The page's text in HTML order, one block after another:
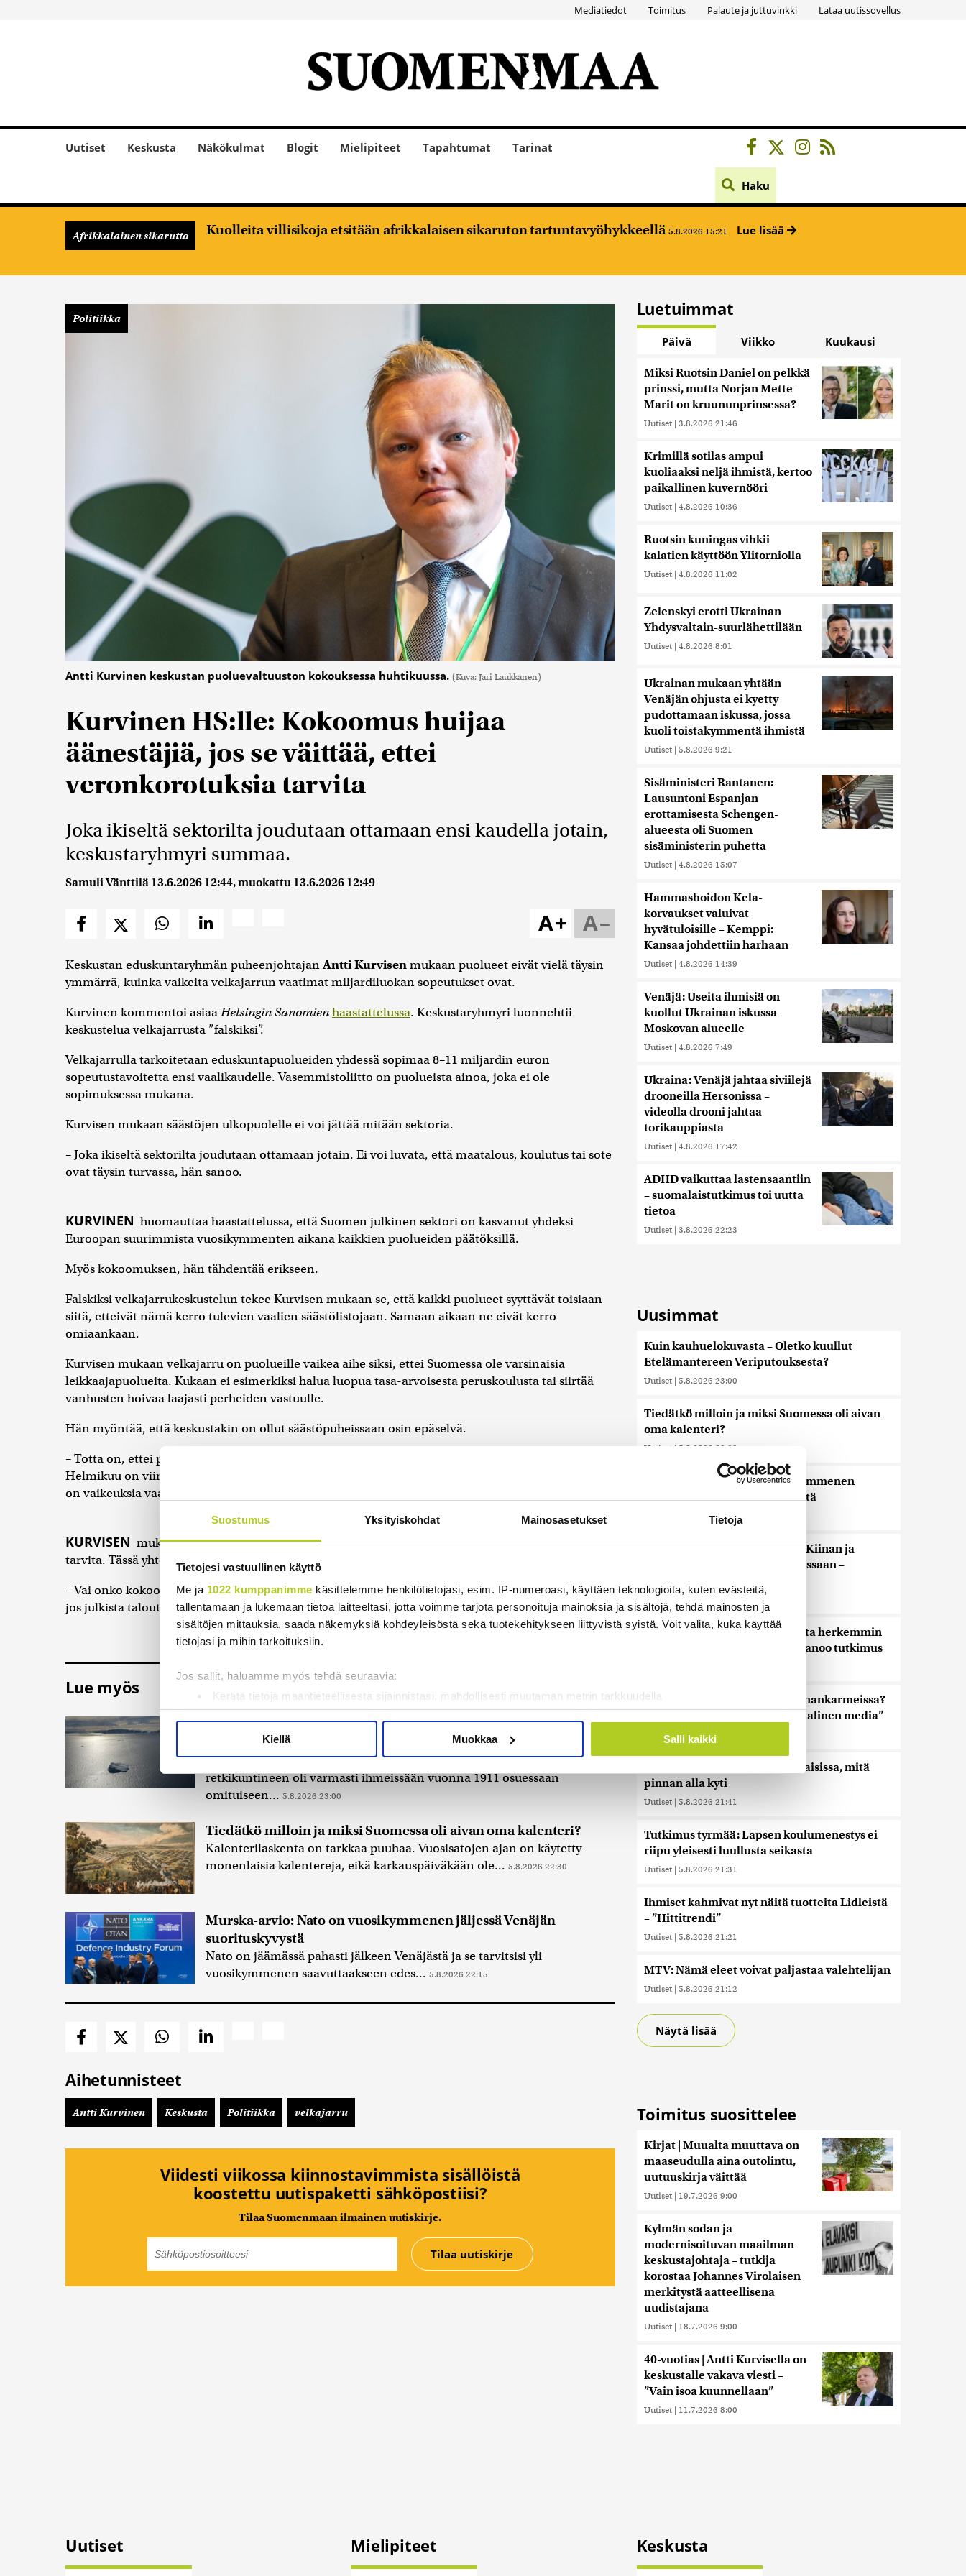
Suostumus Yksityiskohdat Mainosasetukset Tietoja
Tietojesi vastuullinen käyttö
Me ja 1022 kumppanimme käsittelemme henkilötietojasi, esim. IP-numeroasi, käyttäen teknologioita, kuten evästeitä,
tallentamaan ja lukemaan tietoa laitteeltasi, jotta voimme tarjota personoituja mainoksia ja sisältöjä, tehdä mainosten ja
sisältöjen mittauksia, saada näkemyksiä kohdeyleisöstä sekä tuotekehitykseen liittyvistä syistä. Voit valita, kuka käyttää
tietojasi ja mihin tarkoituksiin.
Jos sallit, haluamme myös tehdä seuraavia:
Kerätä tietoja maantieteellisestä sijainnistasi, mahdollisesti muutaman metrin tarkkuudella
Tunnistaa laitteesi skannaamalla sen ominaispiirteitä aktiivisesti (sormenjäljen muodostaminen)
Lue lisää siitä, miten henkilötietojasi käsitellään ja miten voit määrittää asetuksesi
. Voit muuttaa
Käytämme evästeitä tarjoamamme sisällön ja mainosten räätälöimiseen, sosiaalisen median ominaisuuksien tukemiseen
ja kävijämäärämme analysoimiseen. Lisäksi jaamme sosiaalisen median, mainosalan ja analytiikka-alan
kumppaneillemme tietoja siitä, miten käytät sivustoamme. Kumppanimme voivat yhdistää näitä tietoja muihin tietoihin, joita
olet antanut heille tai joita on kerätty, kun olet käyttänyt heidän palvelujaan. Tietoja saatetaan myös siirtää ulkomaille.
Kiellä Muokkaa Salli kaikki
Mediatiedot Toimitus Palaute ja juttuvinkki Lataa uutissovellus
Uutiset Keskusta Näkökulmat Blogit Mielipiteet Tapahtumat Tarinat
Haku
Afrikkalainen sikarutto Kuolleita villisikoja etsitään afrikkalaisen sikaruton tartuntavyöhykkeellä 5.8.2026 15:21 Lue lisää
Politiikka
Antti Kurvinen keskustan puoluevaltuuston kokouksessa huhtikuussa. (Kuva: Jari Laukkanen)
Kurvinen HS:lle: Kokoomus huijaa
äänestäjiä, jos se väittää, ettei
veronkorotuksia tarvita
Joka ikiseltä sektorilta joudutaan ottamaan ensi kaudella jotain,
keskustaryhmyri summaa.
Samuli Vänttilä 13.6.2026 12:44, muokattu 13.6.2026 12:49
A–
A+
Keskustan eduskuntaryhmän puheenjohtajanAntti Kurvisenmukaan puolueet eivät vielä täysin
ymmärrä, kuinka vaikeita velkajarrun vaatimat miljardiluokan sopeutukset ovat.
Kurvinen kommentoi asiaaHelsingin Sanomienhaastattelussa. Keskustaryhmyri luonnehtii
keskustelua velkajarrusta ”falskiksi”.
Velkajarrulla tarkoitetaan eduskuntapuolueiden yhdessä sopimaa 8–11 miljardin euron
sopeutustavoitetta ensi vaalikaudelle. Vasemmistoliitto on puolueista ainoa, joka ei ole
sopimuksessa mukana.
Kurvisen mukaan säästöjen ulkopuolelle ei voi jättää mitään sektoria.
– Joka ikiseltä sektorilta joudutaan ottamaan jotain. Ei voi luvata, että maatalous, koulutus tai sote
ovat täysin turvassa, hän sanoo.
KURVINEN huomauttaa haastattelussa, että Suomen julkinen sektori on kasvanut yhdeksi
Euroopan suurimmista vuosikymmenten aikana kaikkien puolueiden päätöksillä.
Myös kokoomuksen, hän tähdentää erikseen.
Falskiksi velkajarrukeskustelun tekee Kurvisen mukaan se, että kaikki puolueet syyttävät toisiaan
siitä, etteivät nämä kerro tulevien vaalien säästölistojaan. Samaan aikaan ne eivät kerro
omiaankaan.
Kurvisen mukaan velkajarru on puolueille vaikea aihe siksi, ettei Suomessa ole varsinaisia
leikkaajapuolueita. Kukaan ei esimerkiksi halua luopua tasa-arvoisesta peruskoulusta tai siirtää
vanhusten hoivaa laajasti perheiden vastuulle.
Hän myöntää, että keskustakin on ollut säästöpuheissaan osin epäselvä.
– Totta on, ettei puolueilla vielä ole valmiita listoja. Velkajarru kuitenkin pakottaa ne julkisuuteen.
Helmikuu on viimeinen takaraja. Jos joku puolue ei uskalla silloinkaan kertoa ratkaisujaan, sillä
on vaikeuksia vaalikeskusteluissa, hän sanoo.
KURVISEN mukaan on äänestäjien huijaamista, jos väitetään, ettei myös veronkorotuksia
tarvita. Tässä yhteydessä hän viittaa ennen kaikkea pääministeripuolue kokoomukseen.
– Vai onko kokoomus valmis siihen, että peruskoulusta leikataan kunnolla? Sitähän se tarkoittaa,
jos julkista taloutta sopeutetaan kymmenellä miljardilla eurolla ilman veronkorotuksia.
Lue myös
Kuin kauhuelokuvasta – Oletko kuullut Etelämantereen
Veriputouksesta?
Englantilais-australialainen Thomas Griffith Taylor (1880–1963)
retkikuntineen oli varmasti ihmeissään vuonna 1911 osuessaan
omituiseen... 5.8.2026 23:00
Tiedätkö milloin ja miksi Suomessa oli aivan oma kalenteri?
Kalenterilaskenta on tarkkaa puuhaa. Vuosisatojen ajan on käytetty
monenlaisia kalentereja, eikä karkauspäiväkään ole... 5.8.2026 22:30
Murska-arvio: Nato on vuosikymmenen jäljessä Venäjän
suorituskyvystä
Nato on jäämässä pahasti jälkeen Venäjästä ja se tarvitsisi yli
vuosikymmenen saavuttaakseen edes... 5.8.2026 22:15
Aihetunnisteet
Antti Kurvinen Keskusta Politiikka velkajarru
Viidesti viikossa kiinnostavimmista sisällöistä
koostettu uutispaketti sähköpostiisi?
Tilaa Suomenmaan ilmainen uutiskirje.
Luetuimmat
Päivä Viikko Kuukausi
Miksi Ruotsin Daniel on pelkkä
prinssi, mutta Norjan Mette-
Marit on kruununprinsessa?
Uutiset | 3.8.2026 21:46
Krimillä sotilas ampui
kuoliaaksi neljä ihmistä, kertoo
paikallinen kuvernööri
Uutiset | 4.8.2026 10:36
Ruotsin kuningas vihkii
kalatien käyttöön Ylitorniolla
Uutiset | 4.8.2026 11:02
Zelenskyi erotti Ukrainan
Yhdysvaltain-suurlähettilään
Uutiset | 4.8.2026 8:01
Ukrainan mukaan yhtään
Venäjän ohjusta ei kyetty
pudottamaan iskussa, jossa
kuoli toistakymmentä ihmistä
Uutiset | 5.8.2026 9:21
Sisäministeri Rantanen:
Lausuntoni Espanjan
erottamisesta Schengen-
alueesta oli Suomen
sisäministerin puhetta
Uutiset | 4.8.2026 15:07
Hammashoidon Kela-
korvaukset valuivat
hyvätuloisille – Kemppi:
Kansaa johdettiin harhaan
Uutiset | 4.8.2026 14:39
Venäjä: Useita ihmisiä on
kuollut Ukrainan iskussa
Moskovan alueelle
Uutiset | 4.8.2026 7:49
Ukraina: Venäjä jahtaa siviilejä
drooneilla Hersonissa –
videolla drooni jahtaa
torikauppiasta
Uutiset | 4.8.2026 17:42
ADHD vaikuttaa lastensaantiin
– suomalaistutkimus toi uutta
tietoa
Uutiset | 3.8.2026 22:23
Uusimmat
Kuin kauhuelokuvasta – Oletko kuullut
Etelämantereen Veriputouksesta?
Uutiset | 5.8.2026 23:00
Tiedätkö milloin ja miksi Suomessa oli aivan
oma kalenteri?
Uutiset | 5.8.2026 22:30
Murska-arvio: Nato on vuosikymmenen
jäljessä Venäjän suorituskyvystä
5.8.2026 22:15
Reuters: FBI aloitti yhteistyön Kiinan ja
Venäjän kanssa, kriitikot huolissaan –
Uutiset
Nämä ihmiset sairastuvat muita herkemmin
sydän- ja verisuonitauteihin, sanoo tutkimus
Oletko ihmetellyt peilejä ikkunankarmeissa?
Tällainen oli 1800-luvun ”sosiaalinen media”
Uutiset 5.8.2026 21:45
Harva tajusi Hitlerin olympialaisissa, mitä
pinnan alla kyti
Uutiset | 5.8.2026 21:41
Tutkimus tyrmää: Lapsen koulumenestys ei
riipu yleisesti luullusta seikasta
Uutiset | 5.8.2026 21:31
Ihmiset kahmivat nyt näitä tuotteita Lidleistä
– ”Hittitrendi”
Uutiset | 5.8.2026 21:21
MTV: Nämä eleet voivat paljastaa valehtelijan
Uutiset | 5.8.2026 21:12
Näytä lisää
Toimitus suosittelee
Kirjat | Muualta muuttava on
maaseudulla aina outolintu,
uutuuskirja väittää
Uutiset | 19.7.2026 9:00
Kylmän sodan ja
modernisoituvan maailman
keskustajohtaja – tutkija
korostaa Johannes Virolaisen
merkitystä aatteellisena
uudistajana
Uutiset | 18.7.2026 9:00
40-vuotias | Antti Kurvisella on
keskustalle vakava viesti –
”Vain isoa kuunnellaan”
Uutiset | 11.7.2026 8:00
Uutiset Mielipiteet Keskusta